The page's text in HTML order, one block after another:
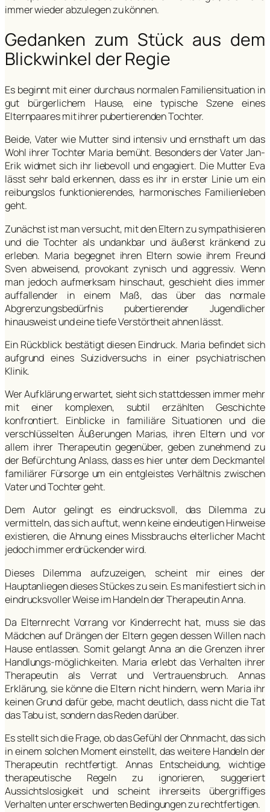
immer wieder abzulegen zu können.
Gedanken zum Stück aus dem
Blickwinkel der Regie
Es beginnt mit einer durchaus normalen Familiensituation in
gut bürgerlichem Hause, eine typische Szene eines
Elternpaares mit ihrer pubertierenden Tochter.
Beide, Vater wie Mutter sind intensiv und ernsthaft um das
Wohl ihrer Tochter Maria bemüht. Besonders der Vater Jan-
Erik widmet sich ihr liebevoll und engagiert. Die Mutter Eva
lässt sehr bald erkennen, dass es ihr in erster Linie um ein
reibungslos funktionierendes, harmonisches Familienleben
geht.
Zunächst ist man versucht, mit den Eltern zu sympathisieren
und die Tochter als undankbar und äußerst kränkend zu
erleben. Maria begegnet ihren Eltern sowie ihrem Freund
Sven abweisend, provokant zynisch und aggressiv. Wenn
man jedoch aufmerksam hinschaut, geschieht dies immer
auffallender in einem Maß, das über das normale
Abgrenzungsbedürfnis pubertierender Jugendlicher
hinausweist und eine tiefe Verstörtheit ahnen lässt.
Ein Rückblick bestätigt diesen Eindruck. Maria befindet sich
aufgrund eines Suizidversuchs in einer psychiatrischen
Klinik.
Wer Aufklärung erwartet, sieht sich stattdessen immer mehr
mit einer komplexen, subtil erzählten Geschichte
konfrontiert. Einblicke in familiäre Situationen und die
verschlüsselten Äußerungen Marias, ihren Eltern und vor
allem ihrer Therapeutin gegenüber, geben zunehmend zu
der Befürchtung Anlass, dass es hier unter dem Deckmantel
familiärer Fürsorge um ein entgleistes Verhältnis zwischen
Vater und Tochter geht.
Dem Autor gelingt es eindrucksvoll, das Dilemma zu
vermitteln, das sich auftut, wenn keine eindeutigen Hinweise
existieren, die Ahnung eines Missbrauchs elterlicher Macht
jedoch immer erdrückender wird.
Dieses Dilemma aufzuzeigen, scheint mir eines der
Hauptanliegen dieses Stückes zu sein. Es manifestiert sich in
eindrucksvoller Weise im Handeln der Therapeutin Anna.
Da Elternrecht Vorrang vor Kinderrecht hat, muss sie das
Mädchen auf Drängen der Eltern gegen dessen Willen nach
Hause entlassen. Somit gelangt Anna an die Grenzen ihrer
Handlungs-möglichkeiten. Maria erlebt das Verhalten ihrer
Therapeutin als Verrat und Vertrauensbruch. Annas
Erklärung, sie könne die Eltern nicht hindern, wenn Maria ihr
keinen Grund dafür gebe, macht deutlich, dass nicht die Tat
das Tabu ist, sondern das Reden darüber.
Es stellt sich die Frage, ob das Gefühl der Ohnmacht, das sich
in einem solchen Moment einstellt, das weitere Handeln der
Therapeutin rechtfertigt. Annas Entscheidung, wichtige
therapeutische Regeln zu ignorieren, suggeriert
Aussichtslosigkeit und scheint ihrerseits übergriffiges
Verhalten unter erschwerten Bedingungen zu rechtfertigen.